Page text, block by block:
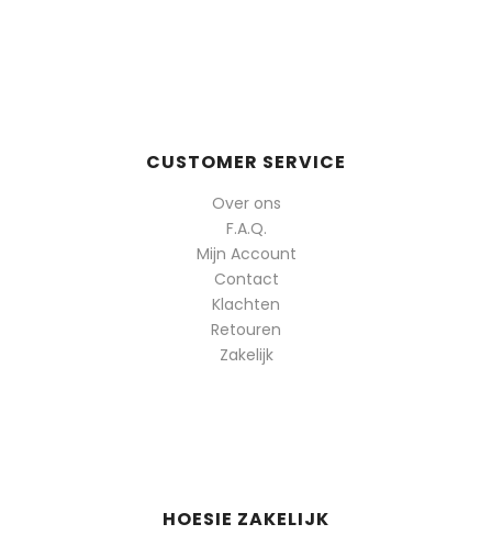
CUSTOMER SERVICE
Over ons
F.A.Q.
Mijn Account
Contact
Klachten
Retouren
Zakelijk
HOESIE ZAKELIJK